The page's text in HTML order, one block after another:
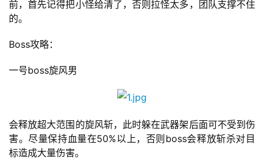
游
茶
前，首先记得把小怪给清了，否则拉怪太多，团队支撑不住
的。
Boss攻略：
一号boss旋风男
会释放超大范围的旋风斩，此时躲在武器架后面可不受到伤
害。尽量保持血量在50%以上，否则boss会释放斩杀对目
标造成大量伤害。